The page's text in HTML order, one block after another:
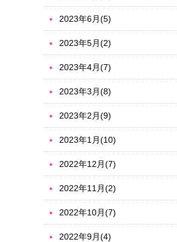
2023年6月(5)
2023年5月(2)
2023年4月(7)
2023年3月(8)
2023年2月(9)
2023年1月(10)
2022年12月(7)
2022年11月(2)
2022年10月(7)
2022年9月(4)